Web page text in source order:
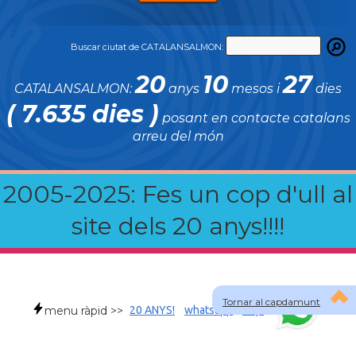
Buscar ciutat de CATALANSALMON:
CATALANSALMON:20 anys 10 mesos i27 dies
( 7.635 dies ) posant en contacte catalans
arreu del món
2005-2025: Fes un cop d'ull al
site dels 20 anys!!!!
Tornar al capdamunt
menu ràpid >> 20 ANYS! whatsapp faqs